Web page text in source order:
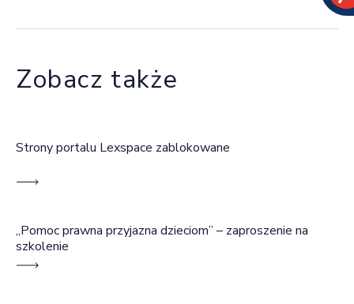
Zobacz także
Strony portalu Lexspace zablokowane
„Pomoc prawna przyjazna dzieciom” – zaproszenie na
szkolenie